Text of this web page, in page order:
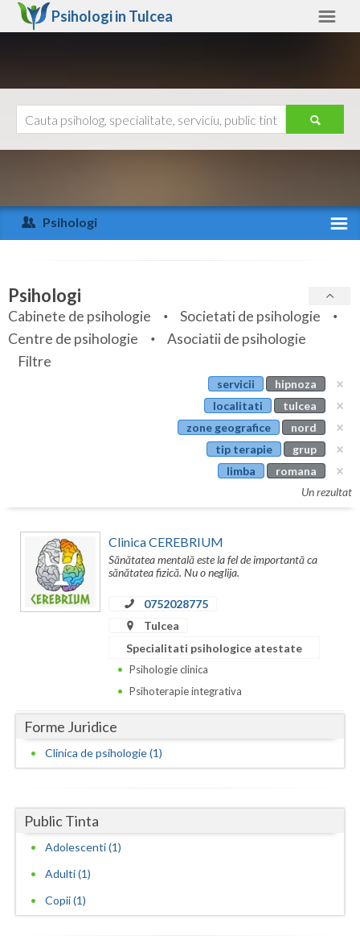
Psihologi in Tulcea
Arad
Arges
Bihor
Bistrita-Nasaud
Botosani
Calarasi
Caras-Severin
Cluj
Dolj
Galati
Gorj
Harghita
Ialomita
Ajutor
Psihologi
Specialitati
Servicii
Articole
Psihologi
Cabinete de psihologie
Societati de psihologie
Centre de psihologie
Asociatii de psihologie
Filtre
servicii
hipnoza
localitati
tulcea
zone geografice
nord
tip terapie
grup
limba
romana
Un rezultat
Clinica CEREBRIUM
Sănătatea mentală este la fel de importantă ca
sănătatea fizică. Nu o neglija.
0752028775
Tulcea
Specialitati psihologice atestate
Psihologie clinica
Psihoterapie integrativa
Forme Juridice
Clinica de psihologie (1)
Public Tinta
Adolescenti (1)
Adulti (1)
Copii (1)